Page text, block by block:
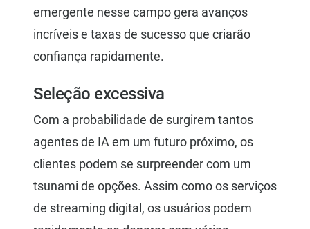
emergente nesse campo gera avanços
incríveis e taxas de sucesso que criarão
confiança rapidamente.
Seleção excessiva
Com a probabilidade de surgirem tantos
agentes de IA em um futuro próximo, os
clientes podem se surpreender com um
tsunami de opções. Assim como os serviços
de streaming digital, os usuários podem